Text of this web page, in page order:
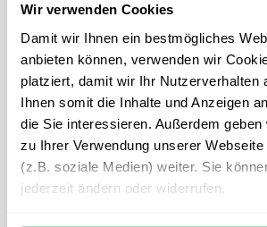
Wir verwenden Cookies
Damit wir Ihnen ein bestmögliches
anbieten können, verwenden wir
platziert, damit wir Ihr Nutzerverhalten
Ihnen somit die Inhalte und Anzeigen
die Sie interessieren. Außerdem
zu Ihrer Verwendung unserer
(z.B. soziale Medien) weiter. Sie
jederzeit ändern oder widerrufen.
E-mail
portugal-